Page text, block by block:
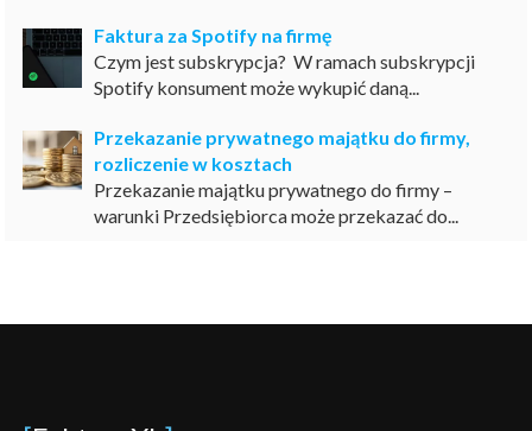
Faktura za Spotify na firmę
Czym jest subskrypcja? W ramach subskrypcji
Spotify konsument może wykupić daną...
Przekazanie prywatnego majątku do firmy,
rozliczenie w kosztach
Przekazanie majątku prywatnego do firmy –
warunki Przedsiębiorca może przekazać do...